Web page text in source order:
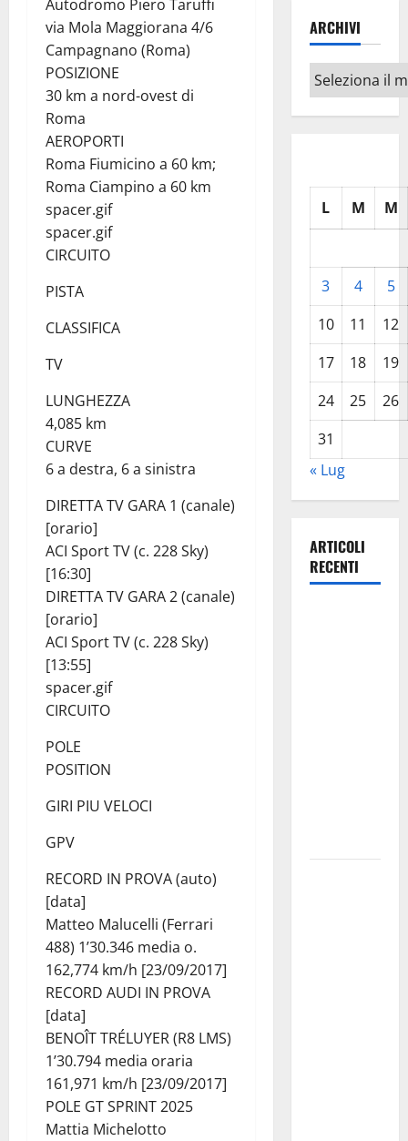
Autodromo Piero Taruffi
via Mola Maggiorana 4/6
Campagnano (Roma)
POSIZIONE
30 km a nord-ovest di
Roma
AEROPORTI
Roma Fiumicino a 60 km;
Roma Ciampino a 60 km
spacer.gif
spacer.gif
CIRCUITO
PISTA
CLASSIFICA
TV
LUNGHEZZA
4,085 km
CURVE
6 a destra, 6 a sinistra
DIRETTA TV GARA 1 (canale)
[orario]
ACI Sport TV (c. 228 Sky)
[16:30]
DIRETTA TV GARA 2 (canale)
[orario]
ACI Sport TV (c. 228 Sky)
[13:55]
spacer.gif
CIRCUITO
POLE
POSITION
GIRI PIU VELOCI
GPV
RECORD IN PROVA (auto)
[data]
Matteo Malucelli (Ferrari
488) 1’30.346 media o.
162,774 km/h [23/09/2017]
RECORD AUDI IN PROVA
[data]
BENOÎT TRÉLUYER (R8 LMS)
1’30.794 media oraria
161,971 km/h [23/09/2017]
POLE GT SPRINT 2025
Mattia Michelotto
ARCHIVI
Archivi
L M M
3 4
5
10
11
12
17
18
19
24
25
26
31
« Lug
ARTICOLI
RECENTI